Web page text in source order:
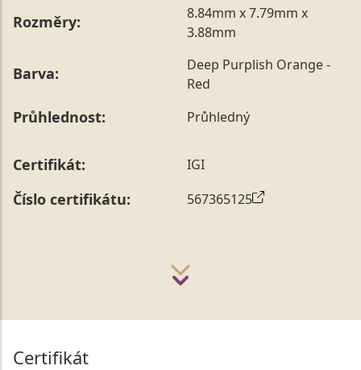
Rozměry:
8.84mm x 7.79mm x
3.88mm
Barva:
Deep Purplish Orange -
Red
Průhlednost: Průhledný
Certifikát: IGI
Číslo certifikátu: 567365125
Certifikát